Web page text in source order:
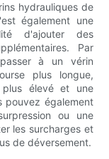
hydrauliques de
également une
d'ajouter des
Par
à un vérin
plus longue,
plus élevé et une
pouvez également
ou une
les surcharges et
de déversement.